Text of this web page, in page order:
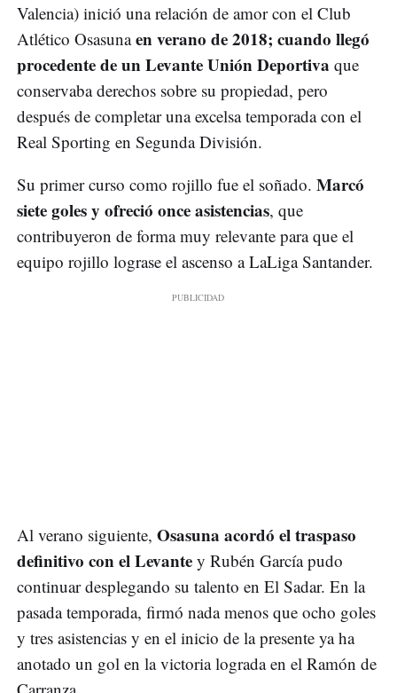
Valencia) inició una relación de amor con el Club
Atlético Osasunaen verano de 2018; cuando llegó
procedente de un Levante Unión Deportiva que
conservaba derechos sobre su propiedad, pero
después de completar una excelsa temporada con el
Real Sporting en Segunda División.
Su primer curso como rojillo fue el soñado. Marcó
siete goles y ofreció once asistencias, que
contribuyeron de forma muy relevante para que el
equipo rojillo lograse el ascenso a LaLiga Santander.
Al verano siguiente, Osasuna acordó el traspaso
definitivo con el Levante y Rubén García pudo
continuar desplegando su talento en El Sadar. En la
pasada temporada, firmó nada menos que ocho goles
y tres asistencias y en el inicio de la presente ya ha
anotado un gol en la victoria lograda en el Ramón de